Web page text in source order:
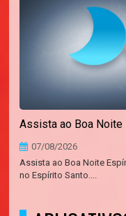
Assista ao Boa Noite
07/08/2026
Assista ao Boa Noite
no Espírito Santo....